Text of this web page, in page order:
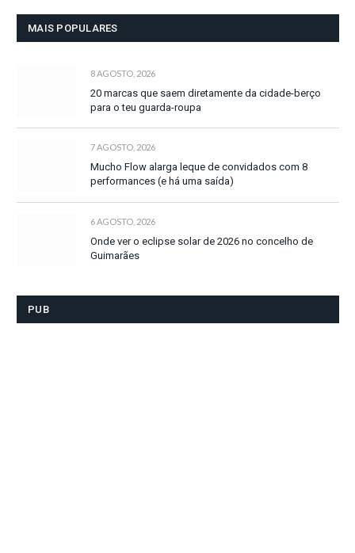
MAIS POPULARES
8 AGOSTO, 2026
20 marcas que saem diretamente da cidade-berço
para o teu guarda-roupa
7 AGOSTO, 2026
Mucho Flow alarga leque de convidados com 8
performances (e há uma saída)
6 AGOSTO, 2026
Onde ver o eclipse solar de 2026 no concelho de
Guimarães
PUB